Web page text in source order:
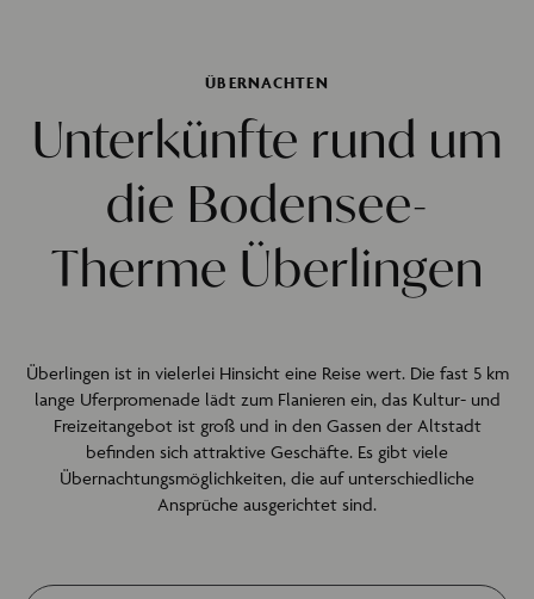
ÜBERNACHTEN
Unterkünfte rund um
die Bodensee-
Therme Überlingen
Überlingen ist in vielerlei Hinsicht eine Reise wert. Die fast 5 km
lange Uferpromenade lädt zum Flanieren ein, das Kultur- und
Freizeitangebot ist groß und in den Gassen der Altstadt
befinden sich attraktive Geschäfte. Es gibt viele
Übernachtungsmöglichkeiten, die auf unterschiedliche
Ansprüche ausgerichtet sind.